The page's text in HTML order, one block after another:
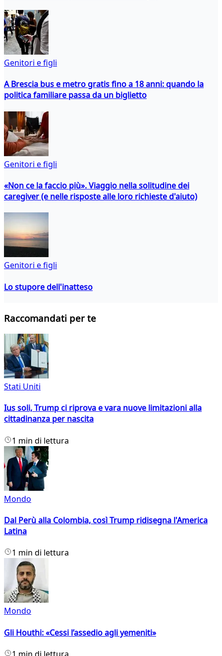
Genitori e figli
A Brescia bus e metro gratis fino a 18 anni: quando la
politica familiare passa da un biglietto
Genitori e figli
«Non ce la faccio più». Viaggio nella solitudine dei
caregiver (e nelle risposte alle loro richieste d'aiuto)
Genitori e figli
Lo stupore dell'inatteso
Raccomandati per te
Stati Uniti
Ius soli, Trump ci riprova e vara nuove limitazioni alla
cittadinanza per nascita
1 min di lettura
Mondo
Dal Perù alla Colombia, così Trump ridisegna l'America
Latina
1 min di lettura
Mondo
Gli Houthi: «Cessi l’assedio agli yemeniti»